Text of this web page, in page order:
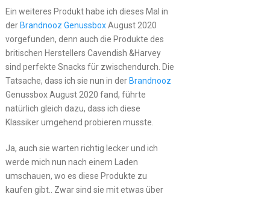
Ein weiteres Produkt habe ich dieses Mal in
derBrandnooz GenussboxAugust 2020
vorgefunden, denn auch die Produkte des
britischen Herstellers Cavendish &Harvey
sind perfekte Snacks für zwischendurch. Die
Tatsache, dass ich sie nun in derBrandnooz
Genussbox August 2020 fand, führte
natürlich gleich dazu, dass ich diese
Klassiker umgehend probieren musste.
Ja, auch sie warten richtig lecker und ich
werde mich nun nach einem Laden
umschauen, wo es diese Produkte zu
kaufen gibt.. Zwar sind sie mit etwas über